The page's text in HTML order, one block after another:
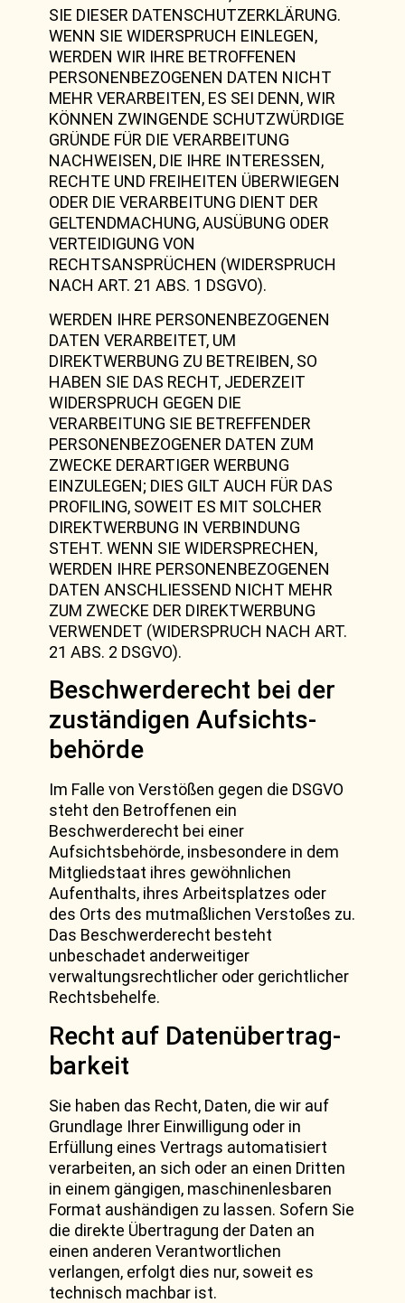
SIE DIESER DATENSCHUTZERKLÄRUNG.
WENN SIE WIDERSPRUCH EINLEGEN,
WERDEN WIR IHRE BETROFFENEN
PERSONENBEZOGENEN DATEN NICHT
MEHR VERARBEITEN, ES SEI DENN, WIR
KÖNNEN ZWINGENDE SCHUTZWÜRDIGE
GRÜNDE FÜR DIE VERARBEITUNG
NACHWEISEN, DIE IHRE INTERESSEN,
RECHTE UND FREIHEITEN ÜBERWIEGEN
ODER DIE VERARBEITUNG DIENT DER
GELTENDMACHUNG, AUSÜBUNG ODER
VERTEIDIGUNG VON
RECHTSANSPRÜCHEN (WIDERSPRUCH
NACH ART. 21 ABS. 1 DSGVO).
WERDEN IHRE PERSONENBEZOGENEN
DATEN VERARBEITET, UM
DIREKTWERBUNG ZU BETREIBEN, SO
HABEN SIE DAS RECHT, JEDERZEIT
WIDERSPRUCH GEGEN DIE
VERARBEITUNG SIE BETREFFENDER
PERSONENBEZOGENER DATEN ZUM
ZWECKE DERARTIGER WERBUNG
EINZULEGEN; DIES GILT AUCH FÜR DAS
PROFILING, SOWEIT ES MIT SOLCHER
DIREKTWERBUNG IN VERBINDUNG
STEHT. WENN SIE WIDERSPRECHEN,
WERDEN IHRE PERSONENBEZOGENEN
DATEN ANSCHLIESSEND NICHT MEHR
ZUM ZWECKE DER DIREKTWERBUNG
VERWENDET (WIDERSPRUCH NACH ART.
21 ABS. 2 DSGVO).
Beschwerde­recht bei der
zuständigen Aufsichts­
behörde
Im Falle von Verstößen gegen die DSGVO
steht den Betroffenen ein
Beschwerderecht bei einer
Aufsichtsbehörde, insbesondere in dem
Mitgliedstaat ihres gewöhnlichen
Aufenthalts, ihres Arbeitsplatzes oder
des Orts des mutmaßlichen Verstoßes zu.
Das Beschwerderecht besteht
unbeschadet anderweitiger
verwaltungsrechtlicher oder gerichtlicher
Rechtsbehelfe.
Recht auf Daten­übertrag­
barkeit
Sie haben das Recht, Daten, die wir auf
Grundlage Ihrer Einwilligung oder in
Erfüllung eines Vertrags automatisiert
verarbeiten, an sich oder an einen Dritten
in einem gängigen, maschinenlesbaren
Format aushändigen zu lassen. Sofern Sie
die direkte Übertragung der Daten an
einen anderen Verantwortlichen
verlangen, erfolgt dies nur, soweit es
technisch machbar ist.